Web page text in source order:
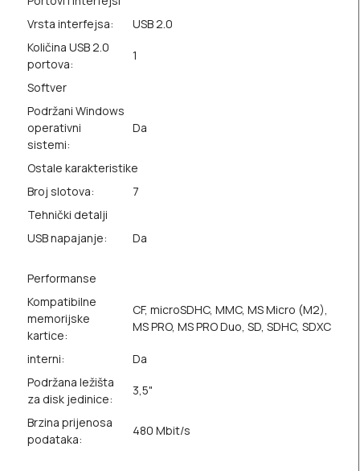
Vrsta interfejsa:
USB 2.0
Količina USB 2.0
portova:
1
Softver
Podržani Windows
operativni
sistemi:
Da
Ostale karakteristike
Broj slotova:
7
Tehnički detalji
USB napajanje:
Da
Performanse
Kompatibilne
memorijske
kartice:
CF, microSDHC, MMC, MS Micro (M2),
MS PRO, MS PRO Duo, SD, SDHC, SDXC
interni:
Da
Podržana ležišta
za disk jedinice:
3,5"
Brzina prijenosa
podataka:
480 Mbit/s